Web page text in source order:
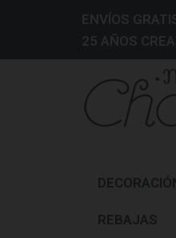
ENVÍOS
25 AÑOS
REBAJAS